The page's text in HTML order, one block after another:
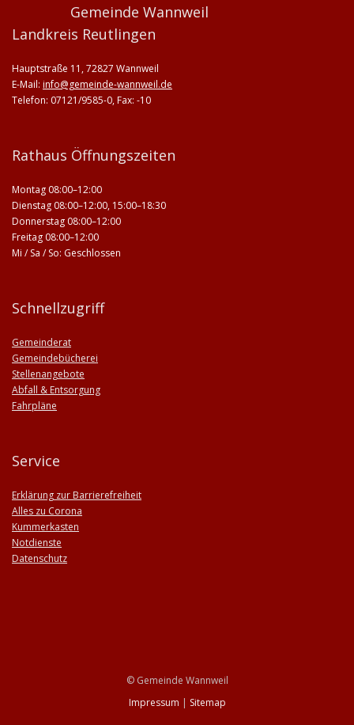
Gemeinde Wannweil
Landkreis Reutlingen
Hauptstraße 11, 72827 Wannweil
E-Mail: info@gemeinde-wannweil.de
Telefon: 07121/9585-0, Fax: -10
Rathaus Öffnungszeiten
Montag 08:00–12:00
Dienstag 08:00–12:00, 15:00–18:30
Donnerstag 08:00–12:00
Freitag 08:00–12:00
Mi / Sa / So: Geschlossen
Schnellzugriff
Gemeinderat
Gemeindebücherei
Stellenangebote
Abfall & Entsorgung
Fahrpläne
Service
Erklärung zur Barrierefreiheit
Alles zu Corona
Kummerkasten
Notdienste
Datenschutz
© Gemeinde Wannweil
Impressum | Sitemap